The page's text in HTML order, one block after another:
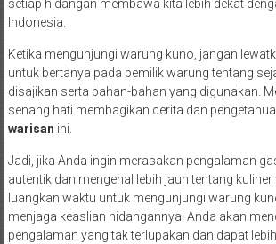
setiap hidangan membawa kita lebih dekat
Indonesia.
Ketika mengunjungi warung kuno, jangan
untuk bertanya pada pemilik warung tentang
disajikan serta bahan-bahan yang digunakan.
senang hati membagikan cerita dan
warisan ini.
Jadi, jika Anda ingin merasakan pengalaman
autentik dan mengenal lebih jauh tentang
luangkan waktu untuk mengunjungi warung
menjaga keaslian hidangannya. Anda akan
pengalaman yang tak terlupakan dan dapat